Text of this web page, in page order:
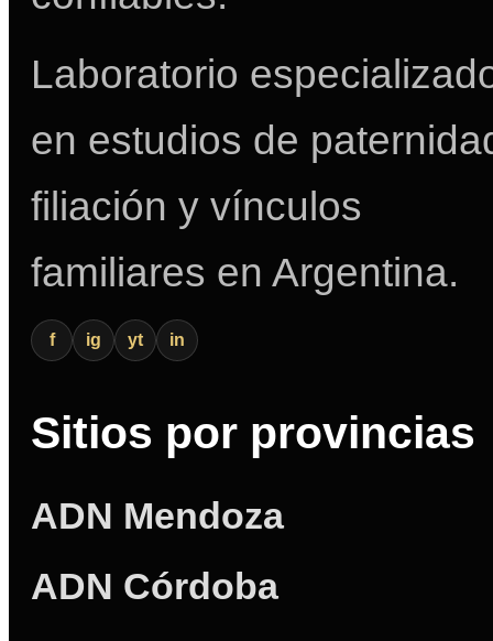
Laboratorio
en estudios de
filiación y vínculos
familiares en Argentina.
f ig yt in
Sitios por provincias
ADN Mendoza
ADN Córdoba